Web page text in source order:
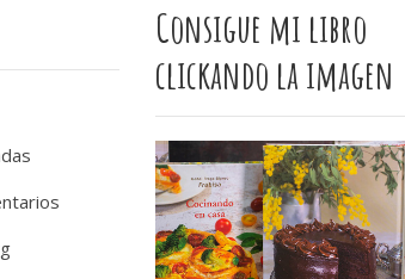
Consigue mi libro
clickando la imagen